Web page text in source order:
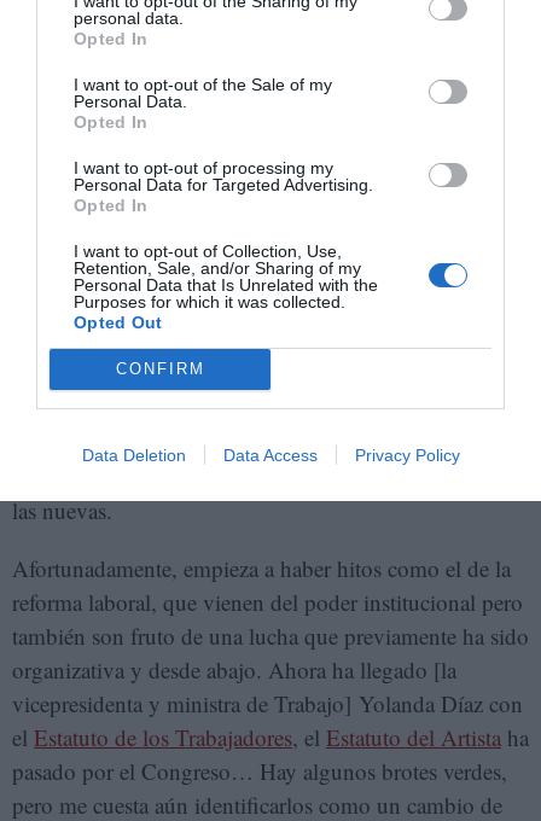
personal data.
Opted In
I want to opt-out of the Sale of my
Personal Data.
Opted In
I want to opt-out of processing my
Personal Data for Targeted Advertising.
Opted In
I want to opt-out of Collection, Use,
Retention, Sale, and/or Sharing of my
Personal Data that Is Unrelated with the
Purposes for which it was collected.
Opted Out
CONFIRM
Data Deletion Data Access Privacy Policy
gente que no es que estuviera en contra de esas
palabras, sino que no las conocía. Pero ahora
conocemos los estragos que causa el trabajo.
últimareforma laboralen España, ¿hay esperanzas
de que las condiciones cambien?
- Si echamos la vista atrás desde el 78 hasta aquí,
España avanza muchísimo en toda una serie de
derechos civiles, pero hay una regresión fortísima en
materia de derecho laboral. Yo soy autónomo y ahora
intentamos organizarnos, pero no tenemos lugares de
reunión. Las viejas maneras de organización sindical no
las nuevas.
Afortunadamente, empieza a haber hitos como el de la
reforma laboral, que vienen del poder institucional pero
también son fruto de una lucha que previamente ha sido
organizativa y desde abajo. Ahora ha llegado [la
vicepresidenta y ministra de Trabajo] Yolanda Díaz con
el Estatuto de los Trabajadores, el Estatuto del Artista ha
pasado por el Congreso… Hay algunos brotes verdes,
pero me cuesta aún identificarlos como un cambio de